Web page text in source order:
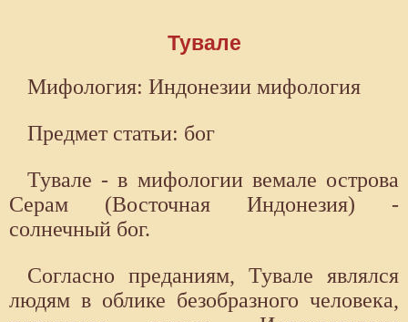
Тувале
Мифология: Индонезии мифология
Предмет статьи: бог
Тувале - в мифологии вемале острова
Серам (Восточная Индонезия) -
солнечный бог.
Согласно преданиям, Тувале являлся
людям в облике безобразного человека,